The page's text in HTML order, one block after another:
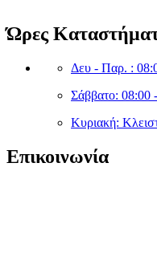
Ώρες
Δευ - Παρ. :
Σάββατο: 08:00
Κυριακή:
Επικοινωνία